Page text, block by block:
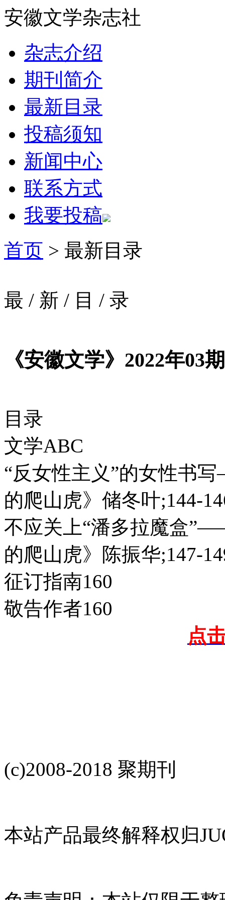
安徽文学杂志社
杂志介绍
期刊简介
最新目录
投稿须知
新闻中心
联系方式
我要投稿
首页 > 最新目录
最 / 新 / 目 / 录
《安徽文学》2022年03期
目录
文学ABC
“反女性主义”的女性书
的爬山虎》储冬叶;144-
不应关上“潘多拉魔盒
的爬山虎》陈振华;147-
征订指南160
敬告作者160
点
(c)2008-2018 聚期刊
本站产品最终解释权归